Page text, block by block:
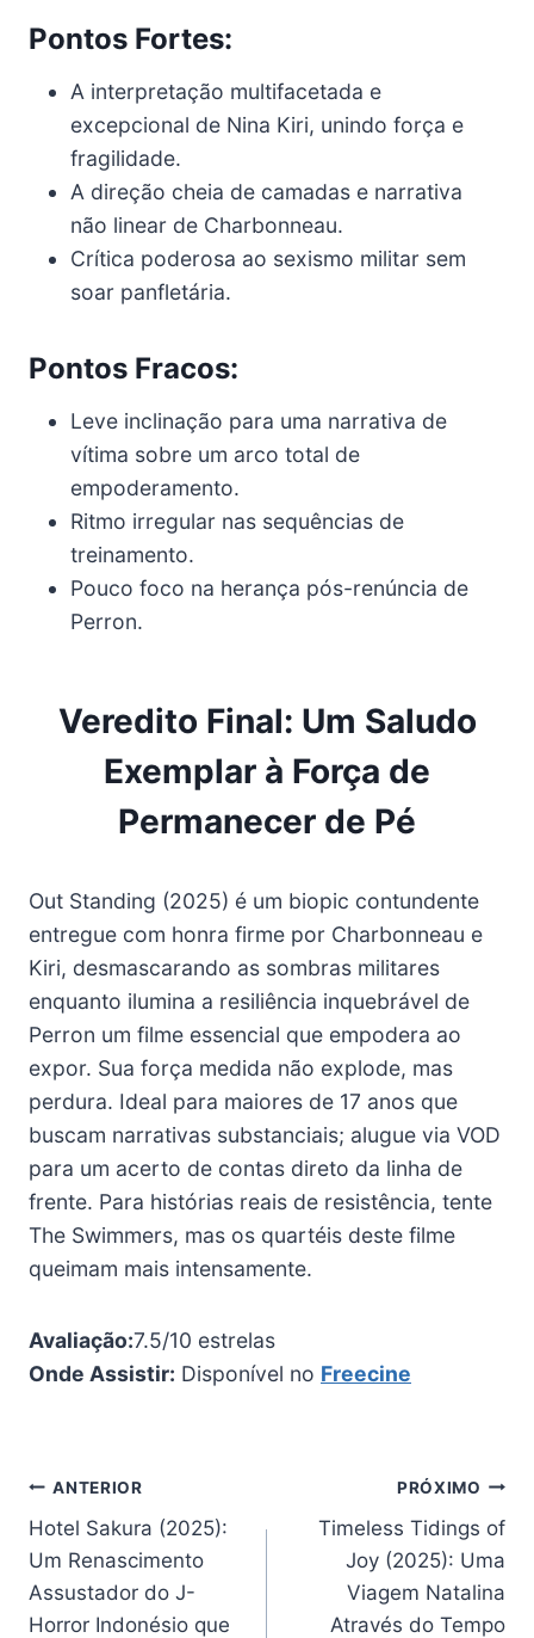
Pontos Fortes:
A interpretação multifacetada e
excepcional de Nina Kiri, unindo força e
fragilidade.
A direção cheia de camadas e narrativa
não linear de Charbonneau.
Crítica poderosa ao sexismo militar sem
soar panfletária.
Pontos Fracos:
Leve inclinação para uma narrativa de
vítima sobre um arco total de
empoderamento.
Ritmo irregular nas sequências de
treinamento.
Pouco foco na herança pós-renúncia de
Perron.
Veredito Final: Um Saludo
Exemplar à Força de
Permanecer de Pé
Out Standing (2025) é um biopic contundente
entregue com honra firme por Charbonneau e
Kiri, desmascarando as sombras militares
enquanto ilumina a resiliência inquebrável de
Perron um filme essencial que empodera ao
expor. Sua força medida não explode, mas
perdura. Ideal para maiores de 17 anos que
buscam narrativas substanciais; alugue via VOD
para um acerto de contas direto da linha de
frente. Para histórias reais de resistência, tente
The Swimmers, mas os quartéis deste filme
queimam mais intensamente.
Avaliação:7.5/10 estrelas
Onde Assistir: Disponível no Freecine
Navegação
de
Post
ANTERIOR
Hotel Sakura (2025):
Um Renascimento
Assustador do J-
Horror Indonésio que
PRÓXIMO
Timeless Tidings of
Joy (2025): Uma
Viagem Natalina
Através do Tempo